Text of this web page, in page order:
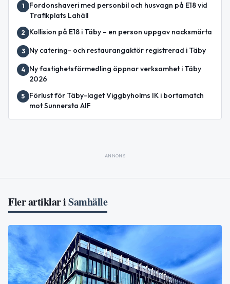
1
Fordonshaveri med personbil och husvagn på E18 vid
Trafikplats Lahäll
2 Kollision på E18 i Täby – en person uppgav nacksmärta
3 Ny catering- och restaurangaktör registrerad i Täby
4
Ny fastighetsförmedling öppnar verksamhet i Täby
2026
5
Förlust för Täby-laget Viggbyholms IK i bortamatch
mot Sunnersta AIF
ANNONS
Fler artiklar iSamhälle